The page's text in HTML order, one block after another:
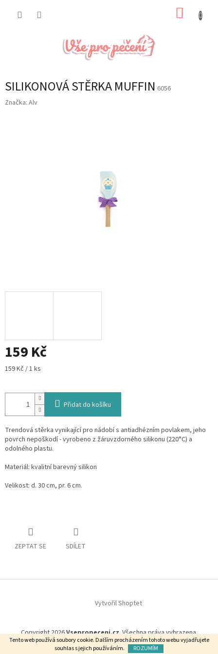
Tento web používá soubory cookie. Dalším procházením tohoto webu vyjadřujete
souhlas s jejich používáním.
ROZUMÍM
SILIKONOVÁ STĚRKA MUFFIN 6056
Značka: Alv
159 Kč
Měrná
159 Kč / 1 ks
Přidat do košíku
Trendová stěrka vynikající pro nádobí s antiadhézním povlakem, jeho
povrch nepoškodí - vyrobeno z žáruvzdorného silikonu (220°C) a
odolného plastu.
Materiál: kvalitní barevný silikon
Velikost: d. 30 cm, pr. 6 cm.
ZEPTAT SE SDÍLET
Z
í
Vytvořil Shoptet
Copyright 2026Vsepropeceni.cz. Všechna práva vyhrazena.